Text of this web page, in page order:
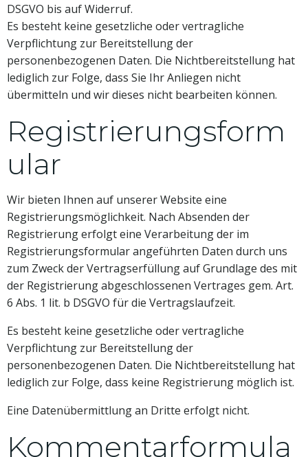
DSGVO bis auf Widerruf.
Es besteht keine gesetzliche oder vertragliche
Verpflichtung zur Bereitstellung der
personenbezogenen Daten. Die Nichtbereitstellung hat
lediglich zur Folge, dass Sie Ihr Anliegen nicht
übermitteln und wir dieses nicht bearbeiten können.
Registrierungsform
ular
Wir bieten Ihnen auf unserer Website eine
Registrierungsmöglichkeit. Nach Absenden der
Registrierung erfolgt eine Verarbeitung der im
Registrierungsformular angeführten Daten durch uns
zum Zweck der Vertragserfüllung auf Grundlage des mit
der Registrierung abgeschlossenen Vertrages gem. Art.
6 Abs. 1 lit. b DSGVO für die Vertragslaufzeit.
Es besteht keine gesetzliche oder vertragliche
Verpflichtung zur Bereitstellung der
personenbezogenen Daten. Die Nichtbereitstellung hat
lediglich zur Folge, dass keine Registrierung möglich ist.
Eine Datenübermittlung an Dritte erfolgt nicht.
Kommentarformula